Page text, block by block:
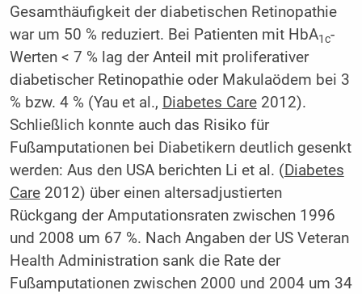
Gesamthäufigkeit der diabetischen Retinopathie
war um 50 % reduziert. Bei Patienten mit HbA1c-
Werten < 7 % lag der Anteil mit proliferativer
diabetischer Retinopathie oder Makulaödem bei 3
% bzw. 4 % (Yau et al., Diabetes Care2012).
Schließlich konnte auch das Risiko für
Fußamputationen bei Diabetikern deutlich gesenkt
werden: Aus den USA berichten Li et al. (Diabetes
Care2012) über einen altersadjustierten
Rückgang der Amputationsraten zwischen 1996
und 2008 um 67 %. Nach Angaben der US Veteran
Health Administration sank die Rate der
Fußamputationen zwischen 2000 und 2004 um 34